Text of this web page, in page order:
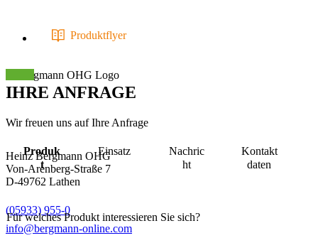
Produktflyer
IHRE ANFRAGE
Wir freuen uns auf Ihre Anfrage
Produk
t
Einsatz
Nachric
ht
Kontakt
daten
Für welches Produkt interessieren Sie sich?
Heinz Bergmann OHG
Von-Arenberg-Straße 7
D-49762 Lathen
(05933) 955-0
info@bergmann-online.com